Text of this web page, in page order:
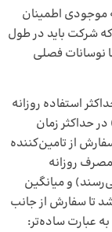
موجودی اطمینان
شرکت باید در طول
نوسانات فصلی
استفاده روزانه
حداکثر زمان
از تامین‌کننده
روزانه
و میانگین
تا سفارش از جانب
عبارت ساده‌تر: